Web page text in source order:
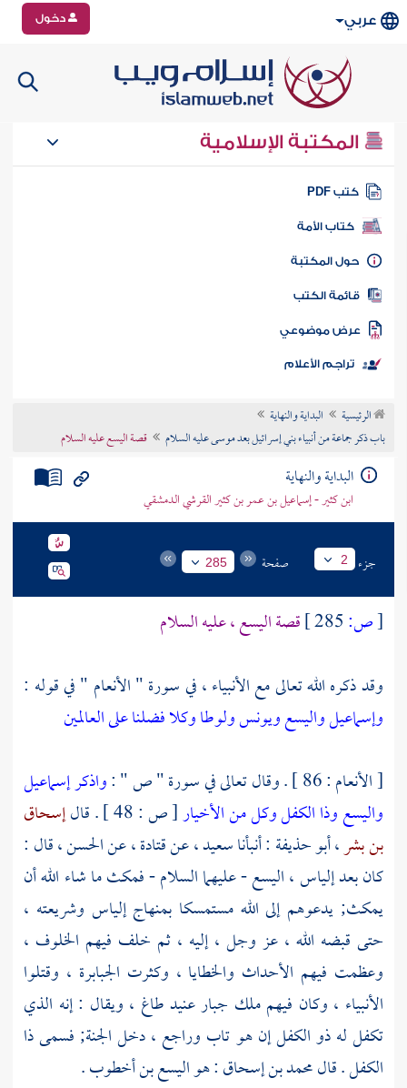
عربي دخول
المكتبة الإسلامية
كتب PDF
كتاب الأمة
المكتبة
الكتب
موضوعي
تراجم الأعلام
الرئيسية
البداية والنهاية
باب ذكر جماعة من أنبياء بني إسرائيل بعد موسى عليه السلام
قصة اليسع عليه السلام
البداية والنهاية
ابن كثير - إسماعيل بن عمر بن كثير القرشي الدمشقي
جزء 2 صفحة 285
[ص: قصةاليسع، عليه السلام
وقد ذكره الله تعالى مع الأنبياء ، في سورة " الأنعام " في قوله :
وإسماعيل واليسع ويونس ولوطا وكلا فضلنا على العالمين
[ الأنعام : 86 ] . وقال تعالى في سورة " ص " :
واذكر إسماعيل
واليسع وذا الكفل وكل من الأخيار[ ص : 48 ] . قال
إسحاق
بن بشر،أبو حذيفة : أنبأناسعيد، عنقتادة، عنالحسن، قال :
كان بعدإلياس،اليسع- عليهما السلام - فمكث ما شاء الله أن
يمكث; يدعوهم إلى الله مستمسكا بمنهاجإلياس وشريعته ،
حتى قبضه الله ، عز وجل ، إليه ، ثم خلف فيهم الخلوف ،
وعظمت فيهم الأحداث والخطايا ، وكثرت الجبابرة ، وقتلوا
الأنبياء ، وكان فيهم ملك جبار عنيد طاغ ، ويقال : إنه الذي
تكفل لهذو الكفلإن هو تاب وراجع ، دخل الجنة; فسمىذا
الكفل. قالمحمد بن إسحاق: هواليسع بن أخطوب.